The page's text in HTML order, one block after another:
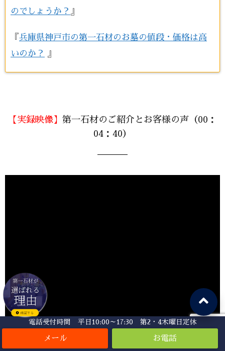
電話受付時間 平日10:00～17:30 第2・4木曜日定休
のでしょうか？ 』
『 兵庫県神戸市の第一石材のお墓の値段・価格は高
いのか？
』
【実録映像】 第一石材のご紹介とお客様の声（00：
04：40）